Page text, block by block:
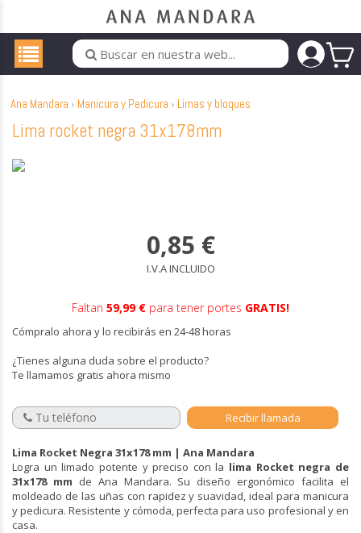
Ana Mandara Manicura y Pedicura Limas y bloques
Lima rocket negra 31x178mm
Lima Rocket Negra 31x178 mm | Ana Mandara
Logra un limado potente y preciso con la lima Rocket negra de
31x178 mm de Ana Mandara. Su diseño ergonómico facilita el
moldeado de las uñas con rapidez y suavidad, ideal para manicura
y pedicura. Resistente y cómoda, perfecta para uso profesional y en
casa.
0,85 €
I.V.A INCLUIDO
Faltan 59,99 € para tener portes GRATIS!
Cómpralo ahora y lo recibirás en 24-48 horas
¿Tienes alguna duda sobre el producto?
Te llamamos gratis ahora mismo